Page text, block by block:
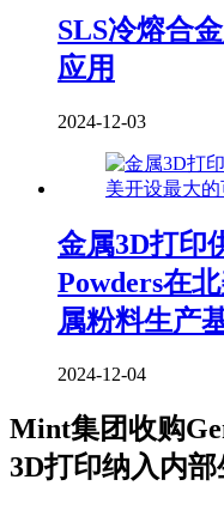
SLS冷熔合
应用
2024-12-03
金属3D打印
Powders在
属粉料生产
2024-12-04
Mint集团收购
3D打印纳入内